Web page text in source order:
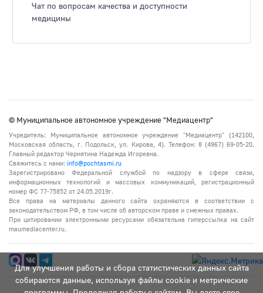
Чат по вопросам качества и доступности
медицины
Для улучшения работы и сбора статистических данных сайта
собираются данные, используя файлы cookie и метрические
© Муниципальное автономное учреждение "Медиацентр"
Учредитель: Муниципальное автономное учреждение "Медиацентр" (142100,
Московская область, г. Подольск, ул. Кирова, 4). Телефон: 8 (4967) 69-05-20.
Главный редактор Чернятина Надежда Игоревна.
Свяжитесь с нами: info@pochtasmi.ru
Зарегистрировано Федеральной службой по надзору в сфере связи,
информационных технологий и массовых коммуникаций, регистрационный
номер ФС 77-75852 от 24.05.2019г.
Все права на материалы данного сайта охраняются в соответствии с
законодательством РФ, в том числе об авторском праве и смежных правах.
При цитировании электронными ресурсами обязательна гиперссылка на сайт
maumediacenter.ru.